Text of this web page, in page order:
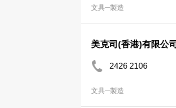
文具─製造
美克司(香港)有限公司
2426 2106
文具─製造